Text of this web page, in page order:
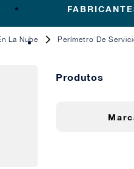
La Nube Perímetro De
Produtos